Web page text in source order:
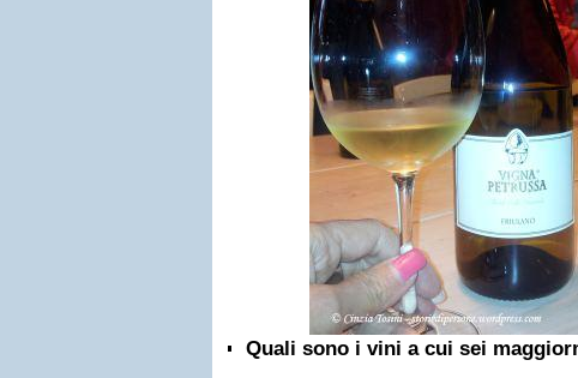
Quali sono i vini a cui sei